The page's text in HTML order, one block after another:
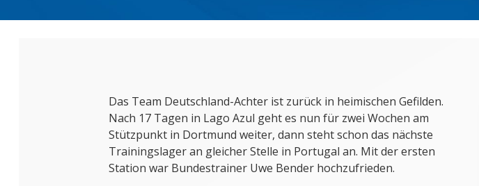
Das Team Deutschland-Achter ist zurück in heimischen Gefilden.
Nach 17 Tagen in Lago Azul geht es nun für zwei Wochen am
Stützpunkt in Dortmund weiter, dann steht schon das nächste
Trainingslager an gleicher Stelle in Portugal an. Mit der ersten
Station war Bundestrainer Uwe Bender hochzufrieden.